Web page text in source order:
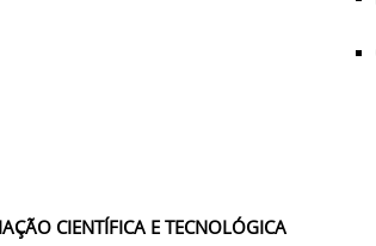
CIENTÍFICA E TECNOLÓGICA